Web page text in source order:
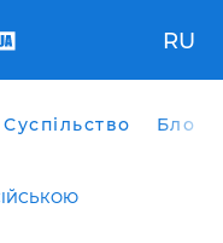
RU
Суспільство Блоги